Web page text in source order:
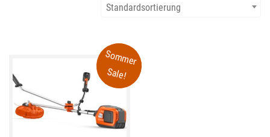
Standardsortierung
Sommer
Sale!